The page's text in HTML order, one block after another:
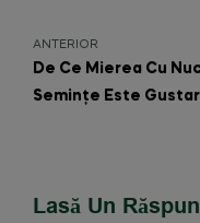
ANTERIOR
De Ce Mierea Cu
Semințe Este
Lasă Un